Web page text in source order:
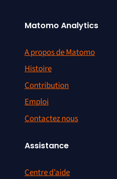
Matomo Analytics
A propos de Matomo
Histoire
Contribution
Emploi
Contactez nous
Assistance
Centre d’aide